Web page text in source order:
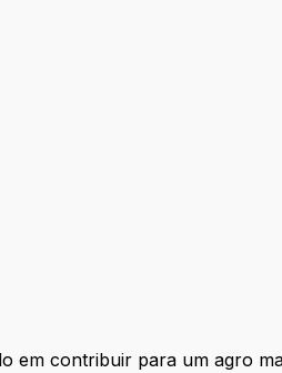
em contribuir para um agro